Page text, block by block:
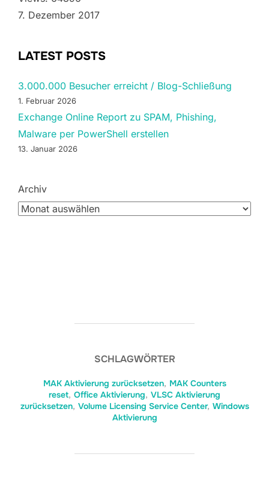
7. Dezember 2017
LATEST POSTS
3.000.000 Besucher erreicht / Blog-Schließung
1. Februar 2026
Exchange Online Report zu SPAM, Phishing,
Malware per PowerShell erstellen
13. Januar 2026
Archiv
SCHLAGWÖRTER
MAK Aktivierung zurücksetzen, MAK Counters
reset, Office Aktivierung, VLSC Aktivierung
zurücksetzen, Volume Licensing Service Center, Windows
Aktivierung